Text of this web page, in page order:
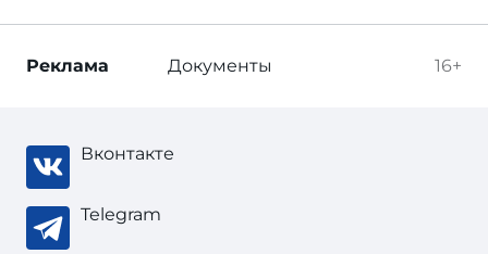
16+
Реклама Документы
Вконтакте
Telegram